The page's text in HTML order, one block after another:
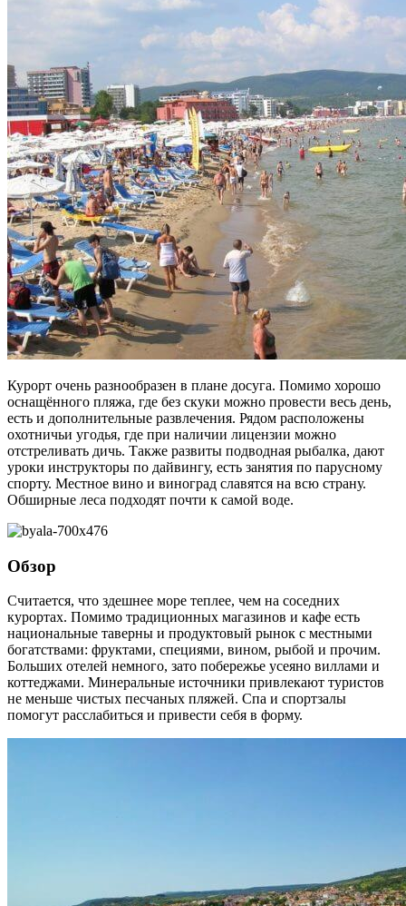
Курорт очень разнообразен в плане досуга. Помимо хорошо
оснащённого пляжа, где без скуки можно провести весь день,
есть и дополнительные развлечения. Рядом расположены
охотничьи угодья, где при наличии лицензии можно
отстреливать дичь. Также развиты подводная рыбалка, дают
уроки инструкторы по дайвингу, есть занятия по парусному
спорту. Местное вино и виноград славятся на всю страну.
Обширные леса подходят почти к самой воде.
Обзор
Считается, что здешнее море теплее, чем на соседних
курортах. Помимо традиционных магазинов и кафе есть
национальные таверны и продуктовый рынок с местными
богатствами: фруктами, специями, вином, рыбой и прочим.
Больших отелей немного, зато побережье усеяно виллами и
коттеджами. Минеральные источники привлекают туристов
не меньше чистых песчаных пляжей. Спа и спортзалы
помогут расслабиться и привести себя в форму.